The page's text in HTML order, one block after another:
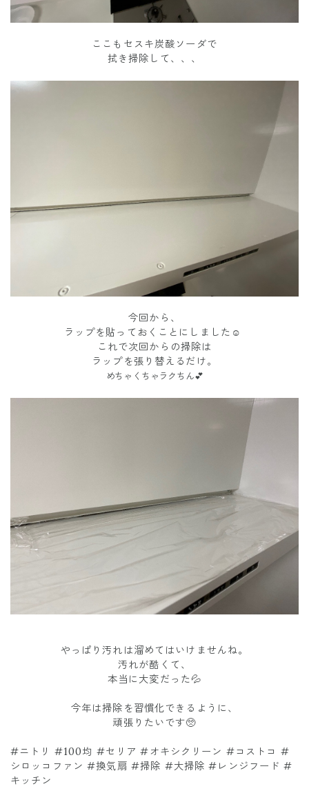
ここもセスキ炭酸ソーダで
拭き掃除して、、、
今回から、
ラップを貼っておくことにしました☺️
これで次回からの掃除は
ラップを張り替えるだけ。
めちゃくちゃラクちん💕
やっぱり汚れは溜めてはいけませんね。
汚れが酷くて、
本当に大変だった💦
今年は掃除を習慣化できるように、
頑張りたいです🥺
#ニトリ #100均 #セリア #オキシクリーン #コストコ #
シロッコファン #換気扇 #掃除 #大掃除 #レンジフード #
キッチン